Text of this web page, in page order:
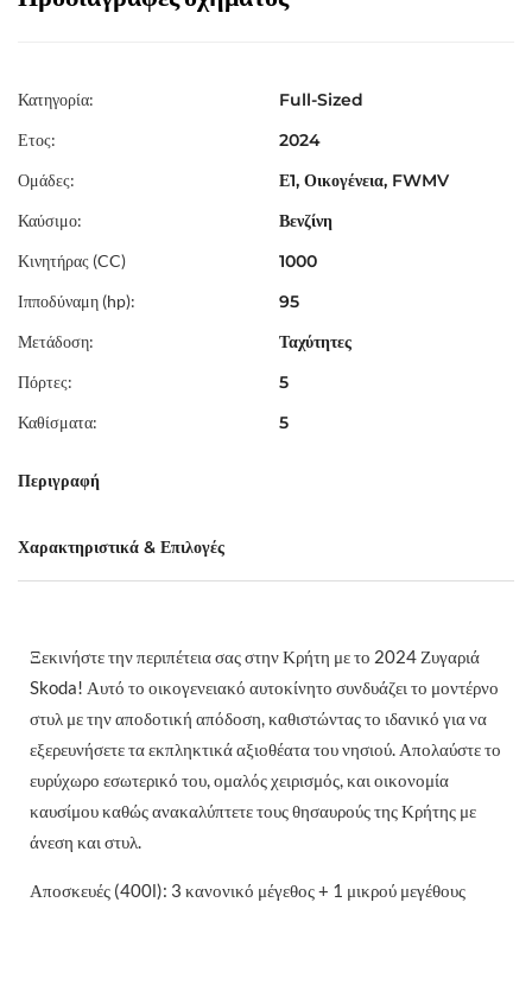
Κατηγορία: Full-Sized
Ετος: 2024
Ομάδες: Ε1, Οικογένεια, FWMV
Καύσιμο: Βενζίνη
Κινητήρας (CC) 1000
Ιπποδύναμη (hp): 95
Μετάδοση: Ταχύτητες
Πόρτες: 5
Καθίσματα: 5
Περιγραφή
Χαρακτηριστικά & Επιλογές
Ξεκινήστε την περιπέτεια σας στην Κρήτη με το 2024 Ζυγαριά
Skoda! Αυτό το οικογενειακό αυτοκίνητο συνδυάζει το μοντέρνο
στυλ με την αποδοτική απόδοση, καθιστώντας το ιδανικό για να
εξερευνήσετε τα εκπληκτικά αξιοθέατα του νησιού. Απολαύστε το
ευρύχωρο εσωτερικό του, ομαλός χειρισμός, και οικονομία
καυσίμου καθώς ανακαλύπτετε τους θησαυρούς της Κρήτης με
άνεση και στυλ.
Αποσκευές (400l): 3 κανονικό μέγεθος + 1 μικρού μεγέθους